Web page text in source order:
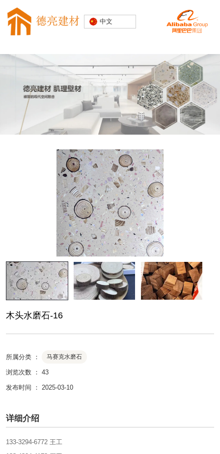
装饰建材
中文
木头水磨石-16
所属分类 ： 马赛克水磨石
浏览次数 ： 43
发布时间 ： 2025-03-10
详细介绍
133-3294-6772 王工